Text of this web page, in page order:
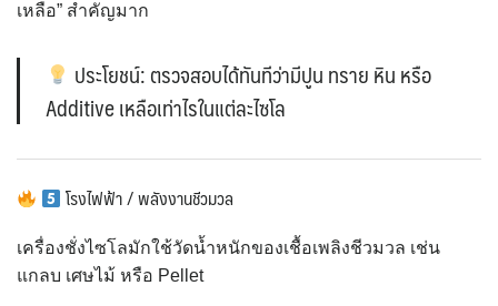
เหลือ” สำคัญมาก
ประโยชน์: ตรวจสอบได้ทันทีว่ามีปูน ทราย หิน หรือ
Additive เหลือเท่าไรในแต่ละไซโล
โรงไฟฟ้า / พลังงานชีวมวล
เครื่องชั่งไซโลมักใช้วัดน้ำหนักของเชื้อเพลิงชีวมวล เช่น
แกลบ เศษไม้ หรือ Pellet